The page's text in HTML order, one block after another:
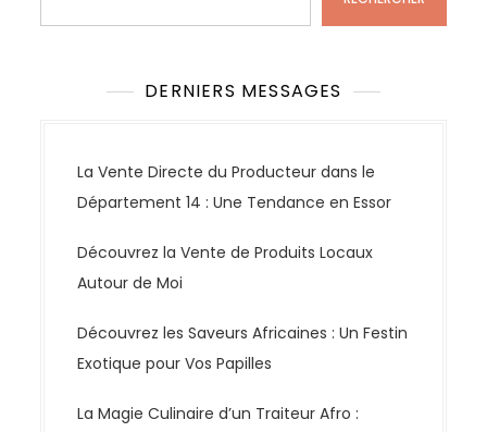
DERNIERS MESSAGES
La Vente Directe du Producteur dans le
Département 14 : Une Tendance en Essor
Découvrez la Vente de Produits Locaux
Autour de Moi
Découvrez les Saveurs Africaines : Un Festin
Exotique pour Vos Papilles
La Magie Culinaire d’un Traiteur Afro :